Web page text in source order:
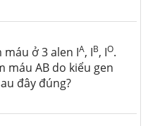
ở 3 alen IA, IB, IO.
máu AB do kiểu gen
đây đúng?